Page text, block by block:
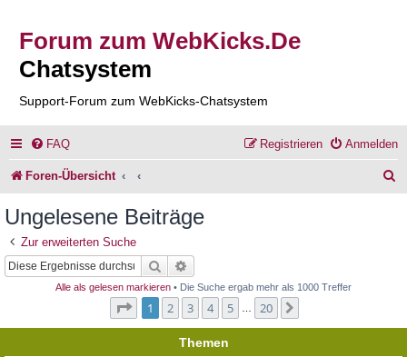
Forum zum WebKicks.De
Chatsystem
Support-Forum zum WebKicks-Chatsystem
FAQ Anmelden
Registrieren
Foren-Übersicht
Ungelesene Beiträge
Zur erweiterten Suche
Suche
Alle als gelesen markieren • Die Suche ergab mehr als 1000 Treffer
Seite von
1 2 3 4 5 20
Themen